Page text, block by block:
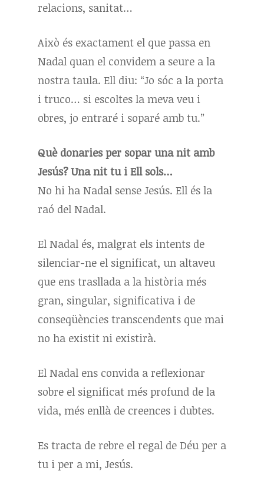
relacions, sanitat…
Això és exactament el que passa en
Nadal quan el convidem a seure a la
nostra taula. Ell diu: “Jo sóc a la porta
i truco… si escoltes la meva veu i
obres, jo entraré i soparé amb tu.”
Què donaries per sopar una nit amb
Jesús? Una nit tu i Ell sols…
No hi ha Nadal sense Jesús. Ell és la
raó del Nadal.
El Nadal és, malgrat els intents de
silenciar-ne el significat, un altaveu
que ens trasllada a la història més
gran, singular, significativa i de
conseqüències transcendents que mai
no ha existit ni existirà.
El Nadal ens convida a reflexionar
sobre el significat més profund de la
vida, més enllà de creences i dubtes.
Es tracta de rebre el regal de Déu per a
tu i per a mi, Jesús.